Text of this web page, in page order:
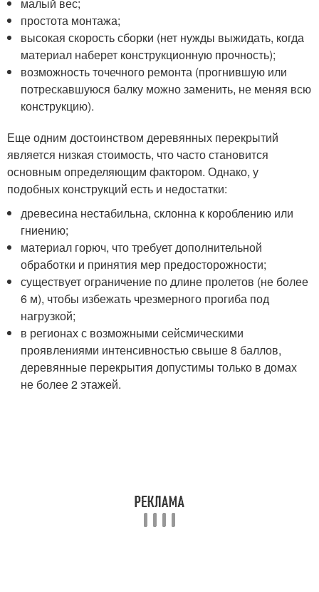
простота монтажа;
высокая скорость сборки (нет нужды выжидать, когда
материал наберет конструкционную прочность);
возможность точечного ремонта (прогнившую или
потрескавшуюся балку можно заменить, не меняя всю
конструкцию).
Еще одним достоинством деревянных перекрытий
является низкая стоимость, что часто становится
основным определяющим фактором. Однако, у
подобных конструкций есть и недостатки:
древесина нестабильна, склонна к короблению или
гниению;
материал горюч, что требует дополнительной
обработки и принятия мер предосторожности;
существует ограничение по длине пролетов (не более
6 м), чтобы избежать чрезмерного прогиба под
нагрузкой;
в регионах с возможными сейсмическими
проявлениями интенсивностью свыше 8 баллов,
деревянные перекрытия допустимы только в домах
не более 2 этажей.